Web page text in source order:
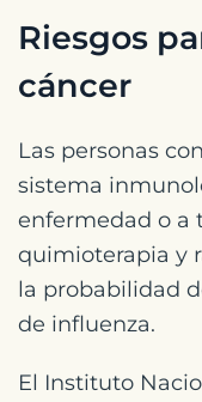
Riesgos
cáncer
Las personas
sistema
enfermedad o a
quimioterapia y
la probabilidad
de influenza.
El Instituto